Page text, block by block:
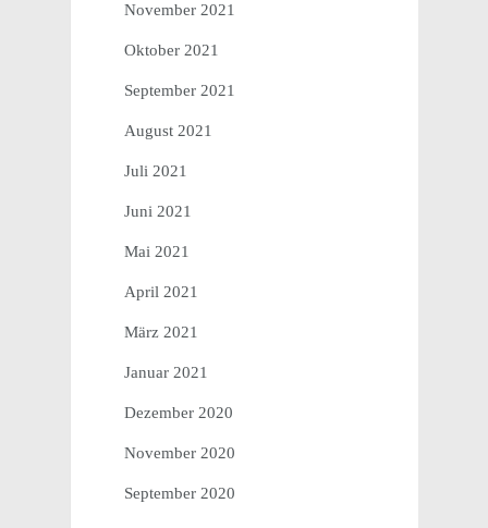
November 2021
Oktober 2021
September 2021
August 2021
Juli 2021
Juni 2021
Mai 2021
April 2021
März 2021
Januar 2021
Dezember 2020
November 2020
September 2020